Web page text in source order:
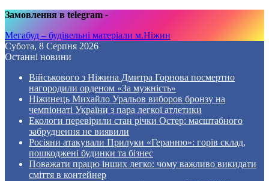
Замовлення в telegram -
Мегабуд – будівельні матеріали м.Ніжин
Субота, 8 Серпня 2026
Останні новини
Військового з Ніжина Дмитра Горнова посмертно
нагородили орденом «За мужність»
Ніжинець Михайло Уральов виборов бронзу на
чемпіонаті України з пара легкої атлетики
Екологи перевірили стан річки Остер: масштабного
забруднення не виявили
Росіяни атакували Прилуки «Геранню»: горів склад,
пошкоджені будинки та бізнес
Поважати працю інших легко: чому важливо викидати
сміття в контейнер